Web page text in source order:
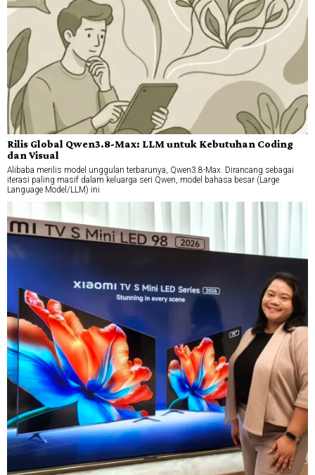
Rilis Global Qwen3.8-Max: LLM untuk Kebutuhan Coding
dan Visual
Alibaba merilis model unggulan terbarunya, Qwen3.8-Max. Dirancang sebagai
iterasi paling masif dalam keluarga seri Qwen, model bahasa besar (Large
Language Model/LLM) ini